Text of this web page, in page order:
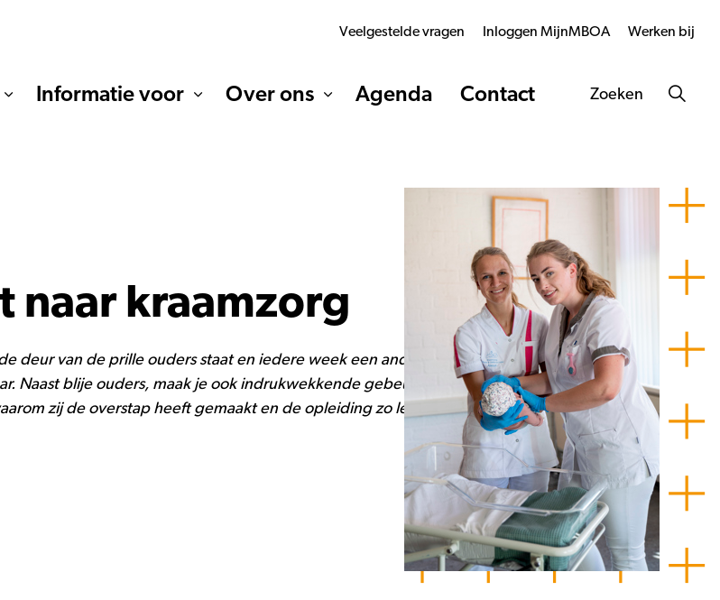
Informatie voor Over ons Agenda Contact
Veelgestelde vragen Inloggen MijnMBOA Werken bij
Zoeken
naar kraamzorg
deur van de prille ouders staat en iedere week een andere werkplek. Als
Naast blije ouders, maak je ook indrukwekkende gebeurtenissen mee, die je niet
zij de overstap heeft gemaakt en de opleiding zo leuk vindt.